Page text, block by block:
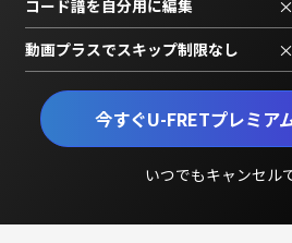
今すぐU-FRETプレミア
いつでもキャンセル
コード譜を自分用に編集 ×
動画プラスでスキップ制限なし ×